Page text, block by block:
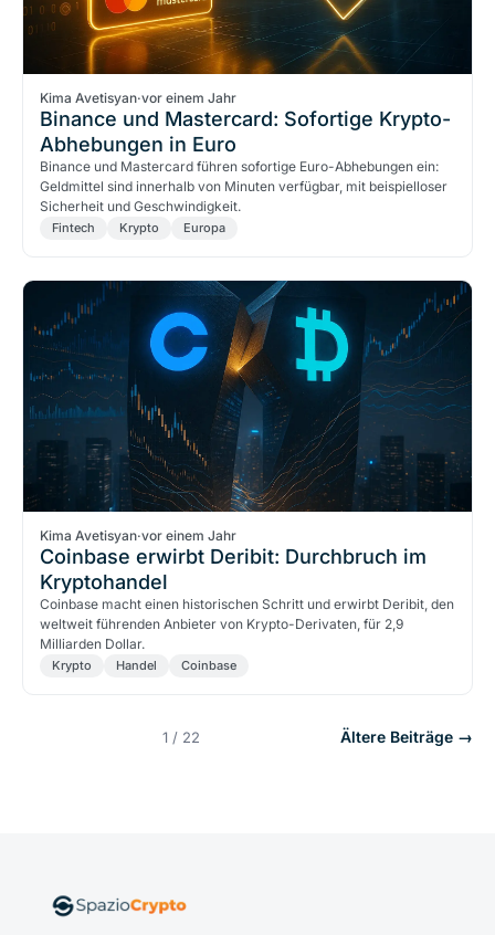
Kima Avetisyan·vor einem Jahr
Binance und Mastercard: Sofortige Krypto-
Abhebungen in Euro
Binance und Mastercard führen sofortige Euro-Abhebungen ein:
Geldmittel sind innerhalb von Minuten verfügbar, mit beispielloser
Sicherheit und Geschwindigkeit.
Fintech Krypto Europa
Kima Avetisyan·vor einem Jahr
Coinbase erwirbt Deribit: Durchbruch im
Kryptohandel
Coinbase macht einen historischen Schritt und erwirbt Deribit, den
weltweit führenden Anbieter von Krypto-Derivaten, für 2,9
Milliarden Dollar.
Krypto Handel Coinbase
1 / 22 Ältere Beiträge →